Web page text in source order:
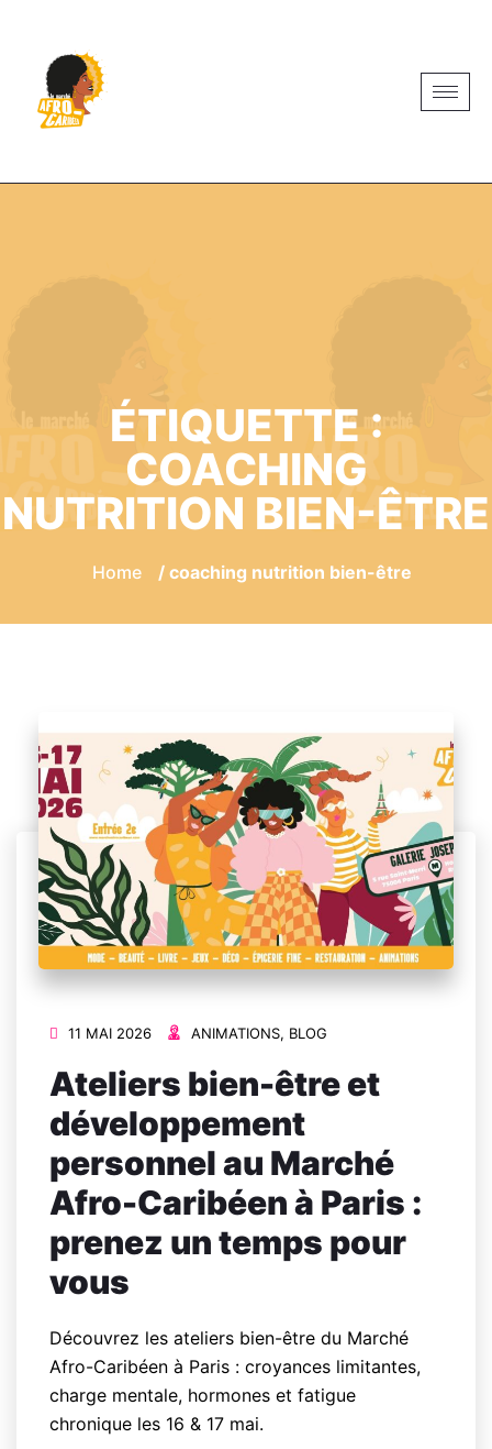
ÉTIQUETTE :
COACHING
NUTRITION BIEN-ÊTRE
Home / coaching nutrition bien-être
11 MAI 2026 ANIMATIONS, BLOG
Ateliers bien-être et
développement
personnel au Marché
Afro-Caribéen à Paris :
prenez un temps pour
vous
Découvrez les ateliers bien-être du Marché
Afro-Caribéen à Paris : croyances limitantes,
charge mentale, hormones et fatigue
chronique les 16 & 17 mai.